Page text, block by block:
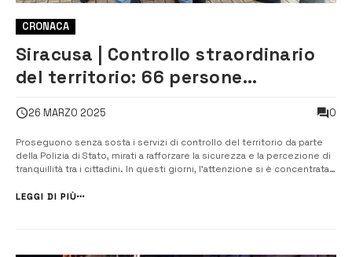
CRONACA
Siracusa | Controllo straordinario
del territorio: 66 persone
26 MARZO 2025 0
Proseguono senza sosta i servizi di controllo del territorio da parte
della Polizia di Stato, mirati a rafforzare la sicurezza e la percezione di
tranquillità tra i cittadini. In questi giorni, l’attenzione si è concentrata
Siracusa, le Volanti, con il supporto del Reparto P...
LEGGI DI PIÙ